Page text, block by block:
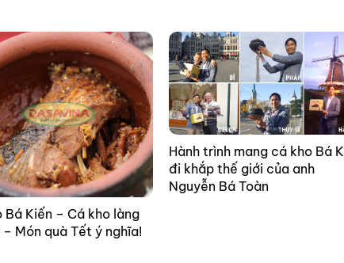
Bá Kiến – Cá kho làng
Món quà Tết ý nghĩa!
Hành trình mang cá kho Bá
đi khắp thế giới của anh
Nguyễn Bá Toàn